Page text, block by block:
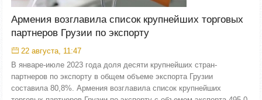
Армения возглавила список крупнейших торговых
партнеров Грузии по экспорту
22 августа, 11:47
В январе-июле 2023 года доля десяти крупнейших стран-
партнеров по экспорту в общем объеме экспорта Грузии
составила 80,8%. Армения возглавила список крупнейших